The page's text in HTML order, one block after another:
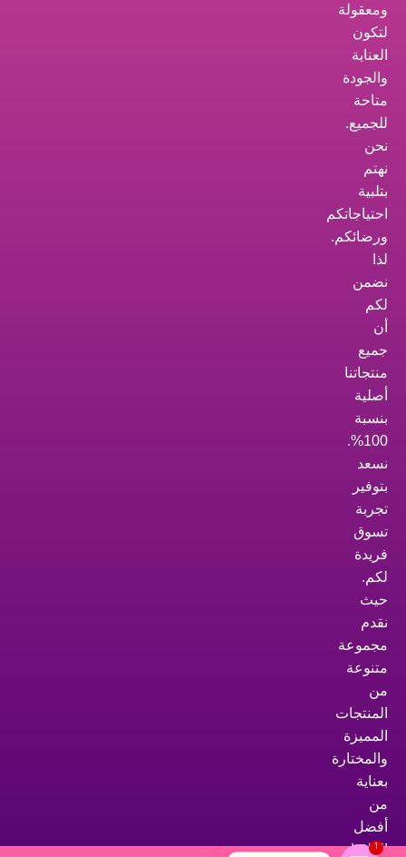
ومعقولة
لتكون
العناية
والجودة
متاحة
للجميع.
نحن
نهتم
بتلبية
احتياجاتكم
ورضائكم.
لذا
نضمن
لكم
أن
جميع
منتجاتنا
أصلية
بنسبة
100%.
نسعد
بتوفير
تجربة
تسوق
فريدة
لكم.
حيث
نقدم
مجموعة
متنوعة
من
المنتجات
المميزة
والمختارة
بعناية
من
أفضل
العلامات
1